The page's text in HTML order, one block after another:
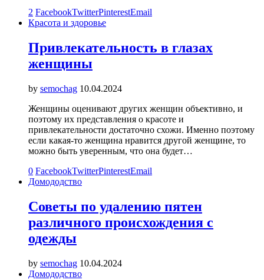
2 FacebookTwitterPinterestEmail
Красота и здоровье
Привлекательность в глазах
женщины
by semochag 10.04.2024
Женщины оценивают других женщин объективно, и
поэтому их представления о красоте и
привлекательности достаточно схожи. Именно поэтому
если какая-то женщина нравится другой женщине, то
можно быть уверенным, что она будет…
0 FacebookTwitterPinterestEmail
Домододство
Советы по удалению пятен
различного происхождения с
одежды
by semochag 10.04.2024
Домододство